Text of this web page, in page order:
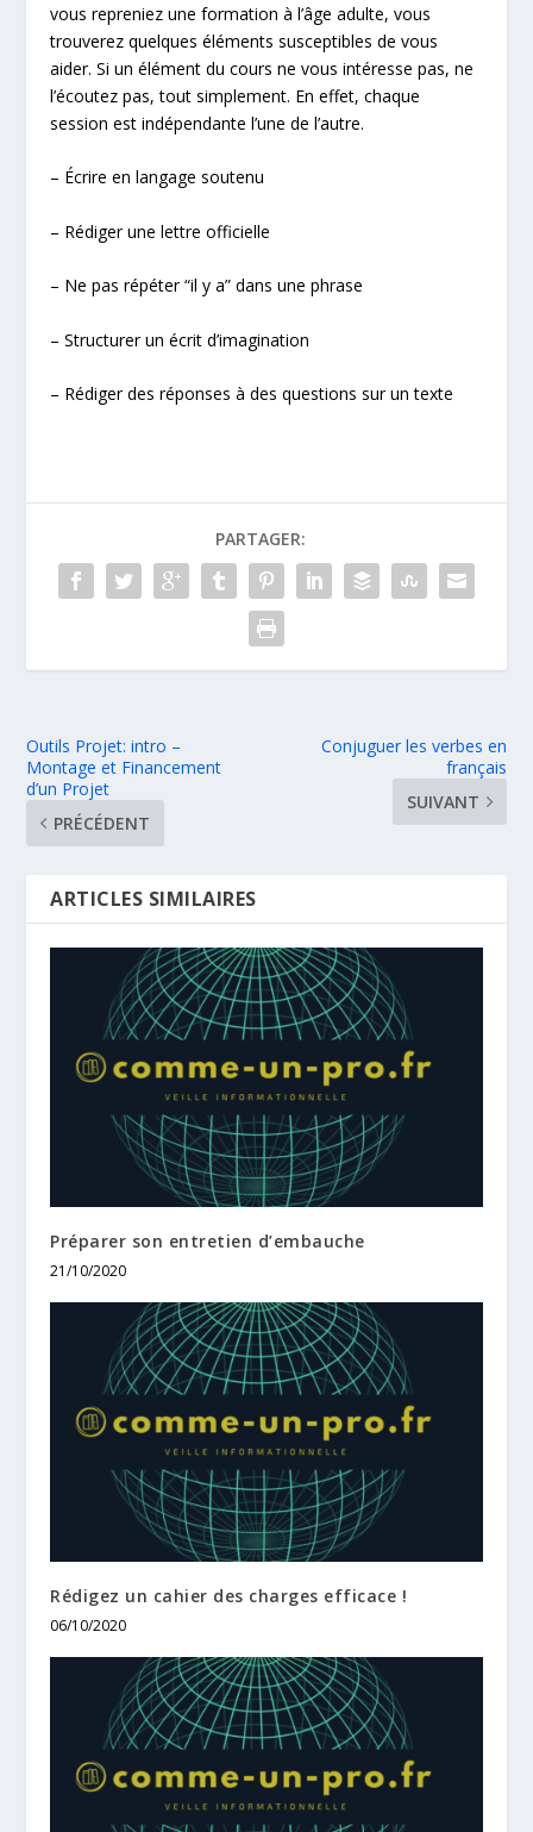
vous repreniez une formation à l’âge adulte, vous
trouverez quelques éléments susceptibles de vous
aider. Si un élément du cours ne vous intéresse pas, ne
l’écoutez pas, tout simplement. En effet, chaque
session est indépendante l’une de l’autre.
– Écrire en langage soutenu
– Rédiger une lettre officielle
– Ne pas répéter “il y a” dans une phrase
– Structurer un écrit d’imagination
– Rédiger des réponses à des questions sur un texte
PARTAGER:
Outils Projet: intro –
Montage et Financement
d’un Projet
PRÉCÉDENT
Conjuguer les verbes en
français
SUIVANT
ARTICLES SIMILAIRES
Préparer son entretien d’embauche
21/10/2020
Rédigez un cahier des charges efficace !
06/10/2020